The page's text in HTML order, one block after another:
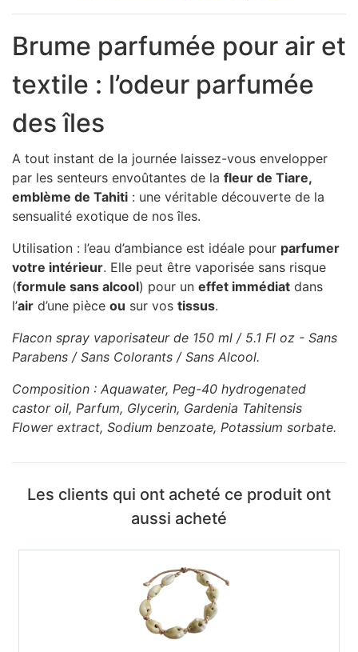
Brume parfumée pour air et
textile : l’odeur parfumée
des îles
A tout instant de la journée laissez-vous envelopper
par les senteurs envoûtantes de la fleur de Tiare,
emblème de Tahiti : une véritable découverte de la
sensualité exotique de nos îles.
Utilisation : l’eau d’ambiance est idéale pour parfumer
votre intérieur. Elle peut être vaporisée sans risque
(formule sans alcool) pour un effet immédiat dans
l’air d’une pièce ou sur vos tissus.
Flacon spray vaporisateur de 150 ml / 5.1 Fl oz - Sans
Parabens / Sans Colorants / Sans Alcool.
Composition : Aquawater, Peg-40 hydrogenated
castor oil, Parfum, Glycerin, Gardenia Tahitensis
Flower extract, Sodium benzoate, Potassium sorbate.
Les clients qui ont acheté ce produit ont
aussi acheté